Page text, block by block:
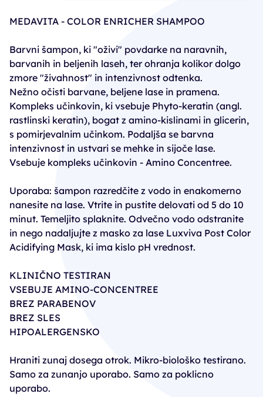
MEDAVITA - COLOR ENRICHER SHAMPOO
Barvni šampon, ki "oživi" povdarke na naravnih,
barvanih in beljenih laseh, ter ohranja kolikor dolgo
zmore "živahnost" in intenzivnost odtenka.
Nežno očisti barvane, beljene lase in pramena.
Kompleks učinkovin, ki vsebuje Phyto-keratin (angl.
rastlinski keratin), bogat z amino-kislinami in glicerin,
s pomirjevalnim učinkom. Podaljša se barvna
intenzivnost in ustvari se mehke in sijoče lase.
Vsebuje kompleks učinkovin - Amino Concentree.
Uporaba: šampon razredčite z vodo in enakomerno
nanesite na lase. Vtrite in pustite delovati od 5 do 10
minut. Temeljito splaknite. Odvečno vodo odstranite
in nego nadaljujte z masko za lase Luxviva Post Color
Acidifying Mask, ki ima kislo pH vrednost.
KLINIČNO TESTIRAN
VSEBUJE AMINO-CONCENTREE
BREZ PARABENOV
BREZ SLES
HIPOALERGENSKO
Hraniti zunaj dosega otrok. Mikro-biološko testirano.
Samo za zunanjo uporabo. Samo za poklicno
uporabo.